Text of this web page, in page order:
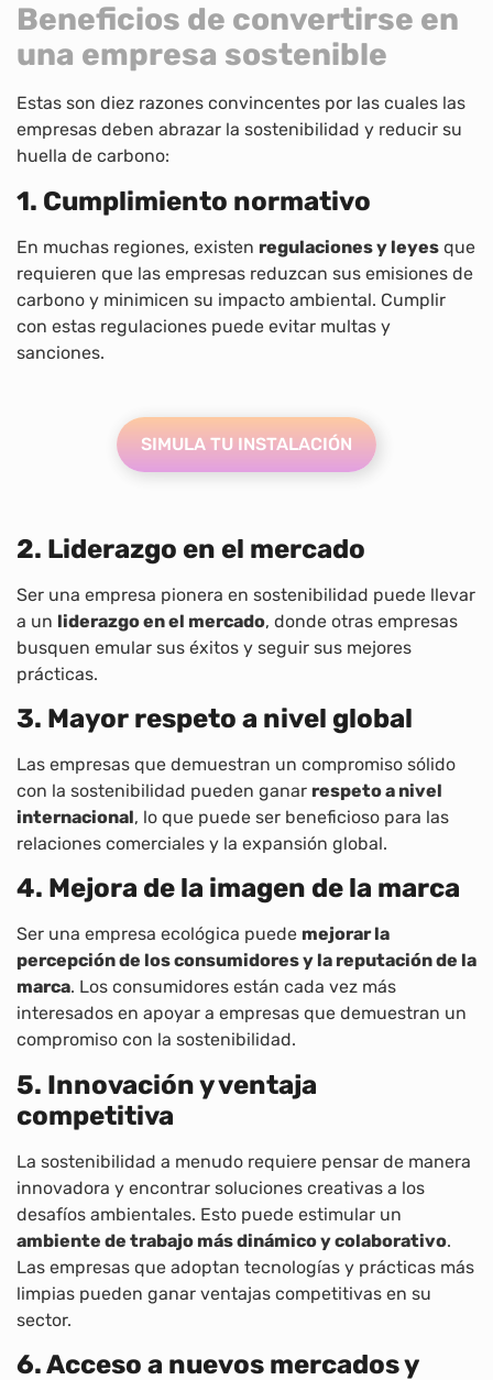
Beneficios de convertirse en
una empresa sostenible
Estas son diez razones convincentes por las cuales las
empresas deben abrazar la sostenibilidad y reducir su
huella de carbono:
1. Cumplimiento normativo
En muchas regiones, existen regulaciones y leyes que
requieren que las empresas reduzcan sus emisiones de
carbono y minimicen su impacto ambiental. Cumplir
con estas regulaciones puede evitar multas y
sanciones.
SIMULA TU INSTALACIÓN
2. Liderazgo en el mercado
Ser una empresa pionera en sostenibilidad puede llevar
a un liderazgo en el mercado, donde otras empresas
busquen emular sus éxitos y seguir sus mejores
prácticas.
3. Mayor respeto a nivel global
Las empresas que demuestran un compromiso sólido
con la sostenibilidad pueden ganar respeto a nivel
internacional, lo que puede ser beneficioso para las
relaciones comerciales y la expansión global.
4. Mejora de la imagen de la marca
Ser una empresa ecológica puede mejorar la
percepción de los consumidores y la reputación de la
marca. Los consumidores están cada vez más
interesados en apoyar a empresas que demuestran un
compromiso con la sostenibilidad.
5. Innovación y ventaja
competitiva
La sostenibilidad a menudo requiere pensar de manera
innovadora y encontrar soluciones creativas a los
desafíos ambientales. Esto puede estimular un
ambiente de trabajo más dinámico y colaborativo.
Las empresas que adoptan tecnologías y prácticas más
limpias pueden ganar ventajas competitivas en su
sector.
6. Acceso a nuevos mercados y